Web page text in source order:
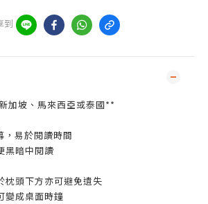
到
加坡、馬來西亞或泰國**
，易於閱讀時間
黑暗中閱讀
枕頭下方亦可避免遺失
變成桌面時鐘